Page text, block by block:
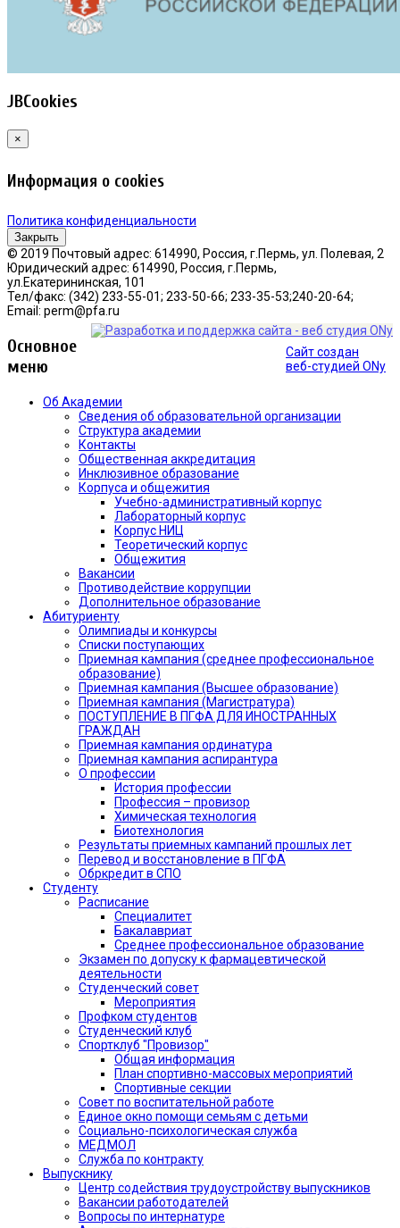
JBCookies
×
Информация о cookies
Политика конфиденциальности
Закрыть
© 2019 Почтовый адрес: 614990, Россия, г.Пермь, ул. Полевая, 2
Юридический адрес: 614990, Россия, г.Пермь,
ул.Екатерининская, 101
Тел/факс: (342) 233-55-01; 233-50-66; 233-35-53;240-20-64;
Email: perm@pfa.ru
Сайт создан
веб-студией ONy
Основное
меню
Об Академии
Сведения об образовательной организации
Структура академии
Контакты
Общественная аккредитация
Инклюзивное образование
Корпуса и общежития
Учебно-административный корпус
Лабораторный корпус
Корпус НИЦ
Теоретический корпус
Общежития
Вакансии
Противодействие коррупции
Дополнительное образование
Абитуриенту
Олимпиады и конкурсы
Списки поступающих
Приемная кампания (среднее профессиональное
образование)
Приемная кампания (Высшее образование)
Приемная кампания (Магистратура)
ПОСТУПЛЕНИЕ В ПГФА ДЛЯ ИНОСТРАННЫХ
ГРАЖДАН
Приемная кампания ординатура
Приемная кампания аспирантура
О профессии
История профессии
Профессия – провизор
Химическая технология
Биотехнология
Результаты приемных кампаний прошлых лет
Перевод и восстановление в ПГФА
Обркредит в СПО
Студенту
Расписание
Специалитет
Бакалавриат
Среднее профессиональное образование
Экзамен по допуску к фармацевтической
деятельности
Студенческий совет
Мероприятия
Профком студентов
Студенческий клуб
Спортклуб "Провизор"
Общая информация
План спортивно-массовых мероприятий
Спортивные секции
Совет по воспитательной работе
Единое окно помощи семьям с детьми
Социально-психологическая служба
МЕДМОЛ
Служба по контракту
Выпускнику
Центр содействия трудоустройству выпускников
Вакансии работодателей
Вопросы по интернатуре